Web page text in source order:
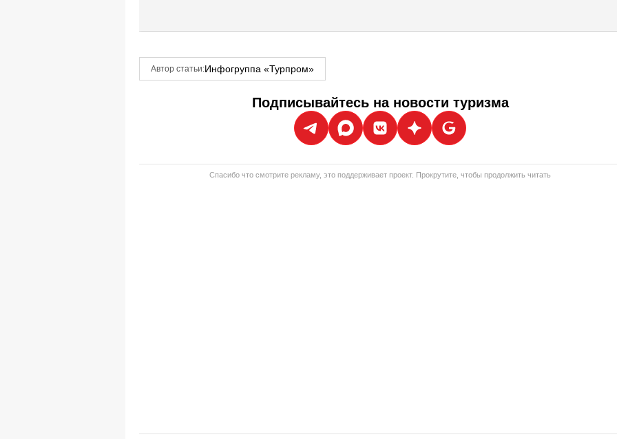
Автор статьи:Инфогруппа «Турпром»
Подписывайтесь на новости туризма
Спасибо что смотрите рекламу, это поддерживает проект. Прокрутите, чтобы продолжить читать